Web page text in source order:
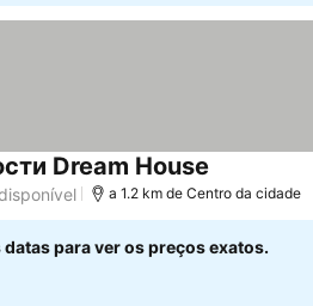
Dream House
a 1.2 km de Centro da cidade
datas para ver os preços exatos.